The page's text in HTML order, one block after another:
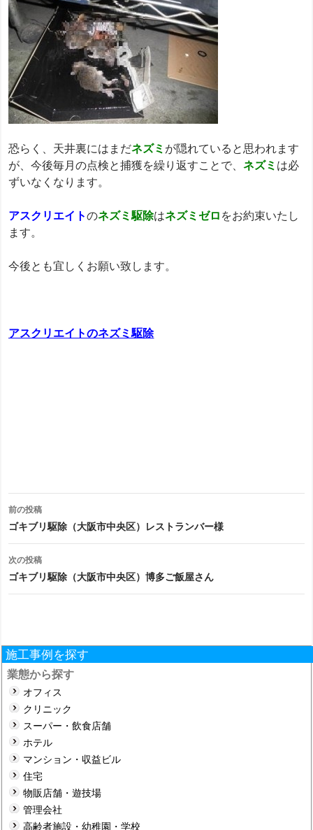
恐らく、天井裏にはまだネズミ が隠れていると思われます
が、今後毎月の点検と捕獲を繰り返すことで、ネズミ は必
ずいなくなります。
アスクリエイトのネズミ駆除はネズミゼロ をお約束いたし
ます。
今後とも宜しくお願い致します。
アスクリエイトのネズミ駆除
投
稿
ナ
ビ
シ
ョ
ン
前の投稿
ゴキブリ駆除（大阪市中央区）レストランバー様
次の投稿
ゴキブリ駆除（大阪市中央区）博多ご飯屋さん
施工事例を探す
業態から探す
オフィス
クリニック
スーパー・飲食店舗
ホテル
マンション・収益ビル
住宅
物販店舗・遊技場
管理会社
高齢者施設・幼稚園・学校